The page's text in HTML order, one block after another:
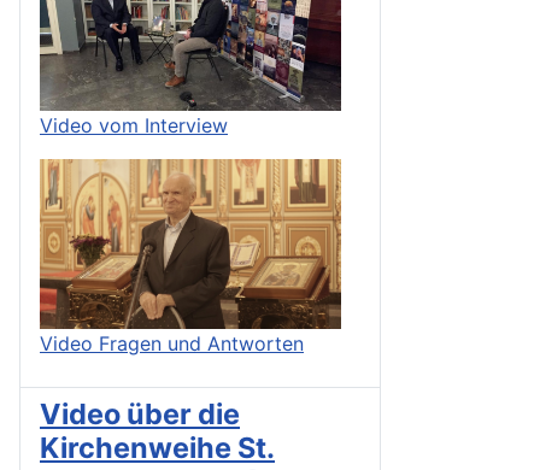
Video vom Interview
Video Fragen und Antworten
Video über die
Kirchenweihe St.